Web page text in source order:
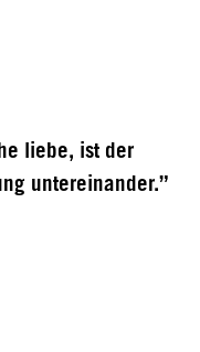
liebe, ist der
untereinander.”